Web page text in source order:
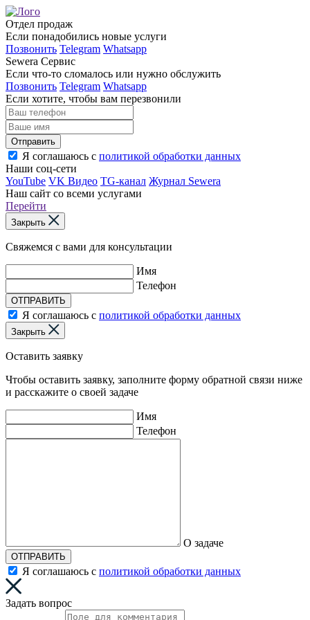
Отдел продаж
Если понадобились новые услуги
Позвонить Telegram Whatsapp
Sewera Сервис
Если что-то сломалось или нужно обслужить
Позвонить Telegram Whatsapp
Если хотите, чтобы вам перезвонили
Отправить
Я соглашаюсь с политикой обработки данных
Наши соц-сети
YouTube VK Видео TG-канал Журнал Sewera
Наш сайт со всеми услугами
Перейти
Закрыть
Свяжемся с вами для консультации
Имя
Телефон
ОТПРАВИТЬ
Я соглашаюсь с политикой обработки данных
Закрыть
Оставить заявку
Чтобы оставить заявку, заполните форму обратной связи ниже
и расскажите о своей задаче
Имя
Телефон
О задаче
ОТПРАВИТЬ
Я соглашаюсь с политикой обработки данных
Задать вопрос